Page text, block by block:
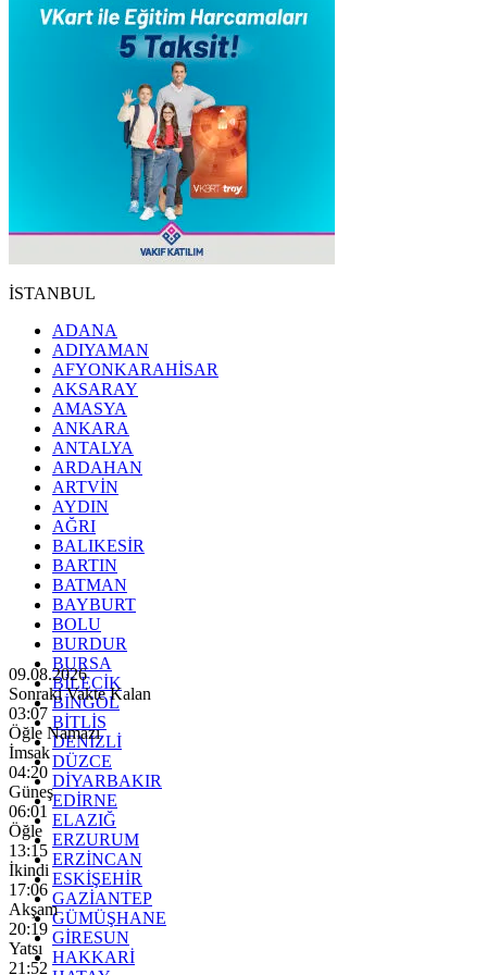
İSTANBUL
ADANA
ADIYAMAN
AFYONKARAHİSAR
AKSARAY
AMASYA
ANKARA
ANTALYA
ARDAHAN
ARTVİN
AYDIN
AĞRI
BALIKESİR
BARTIN
BATMAN
BAYBURT
BOLU
BURDUR
BURSA
BİLECİK
BİNGÖL
BİTLİS
DENİZLİ
DÜZCE
DİYARBAKIR
EDİRNE
ELAZIĞ
ERZURUM
ERZİNCAN
ESKİŞEHİR
GAZİANTEP
GÜMÜŞHANE
GİRESUN
HAKKARİ
09.08.2026
Sonraki Vakte Kalan
03:06
Öğle Namazı
İmsak
04:20
Güneş
06:01
Öğle
13:15
İkindi
17:06
Akşam
20:19
Yatsı
21:52